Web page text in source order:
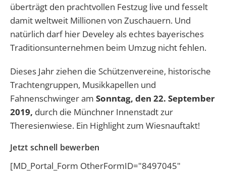
überträgt den prachtvollen Festzug live und fesselt
damit weltweit Millionen von Zuschauern. Und
natürlich darf hier Develey als echtes bayerisches
Traditionsunternehmen beim Umzug nicht fehlen.
Dieses Jahr ziehen die Schützenvereine, historische
Trachtengruppen, Musikkapellen und
Fahnenschwinger am Sonntag, den 22. September
2019, durch die Münchner Innenstadt zur
Theresienwiese. Ein Highlight zum Wiesnauftakt!
Jetzt schnell bewerben
[MD_Portal_Form OtherFormID="8497045"